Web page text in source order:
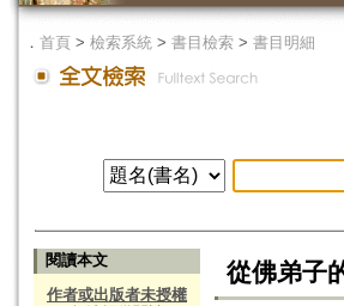
． 首頁 > 檢索系統 > 書目檢索 > 書目明細
閱讀本文
作者或出版者未授權
從佛弟子